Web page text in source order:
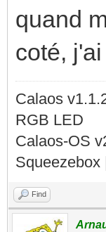
quand
coté,
Calaos
RGB LED
Calaos-OS
Squeezebox
Find